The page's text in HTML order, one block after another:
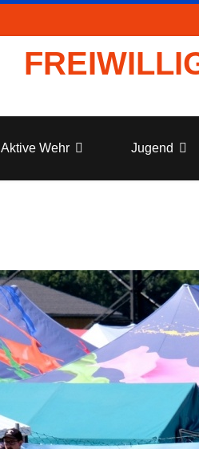
Aktive Wehr Jugend